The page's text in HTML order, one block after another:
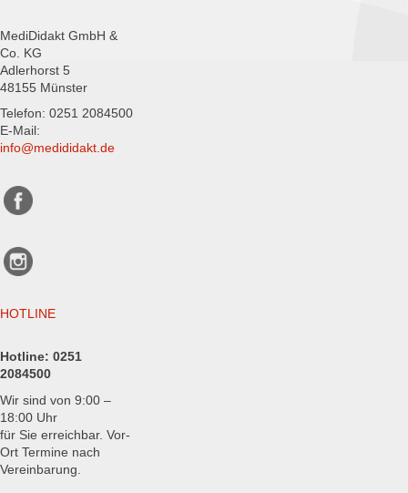
MediDidakt GmbH &
Co. KG
Adlerhorst 5
48155 Münster
Telefon: 0251 2084500
E-Mail:
info@medididakt.de
HOTLINE
Hotline: 0251
2084500
Wir sind von 9:00 –
18:00 Uhr
für Sie erreichbar. Vor-
Ort Termine nach
Vereinbarung.